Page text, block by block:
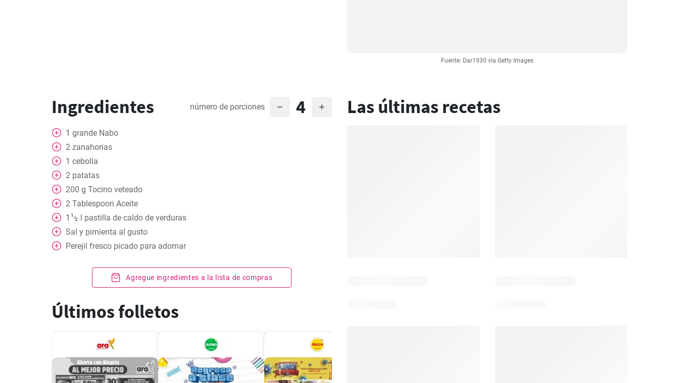
Fuente: Dar1930 via Getty Images
Ingredientes número de porciones 4
1 grande Nabo
2 zanahorias
1 cebolla
2 patatas
200 g Tocino veteado
2 Tablespoon Aceite
1 1⁄2 l pastilla de caldo de verduras
Sal y pimienta al gusto
Perejil fresco picado para adornar
Agregue ingredientes a la lista de compras
Últimos folletos
Las últimas recetas